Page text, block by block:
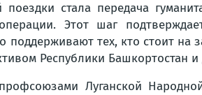
поездки стала передача
Этот шаг
поддерживают тех, кто стоит на
Республики Башкортостан
Луганской